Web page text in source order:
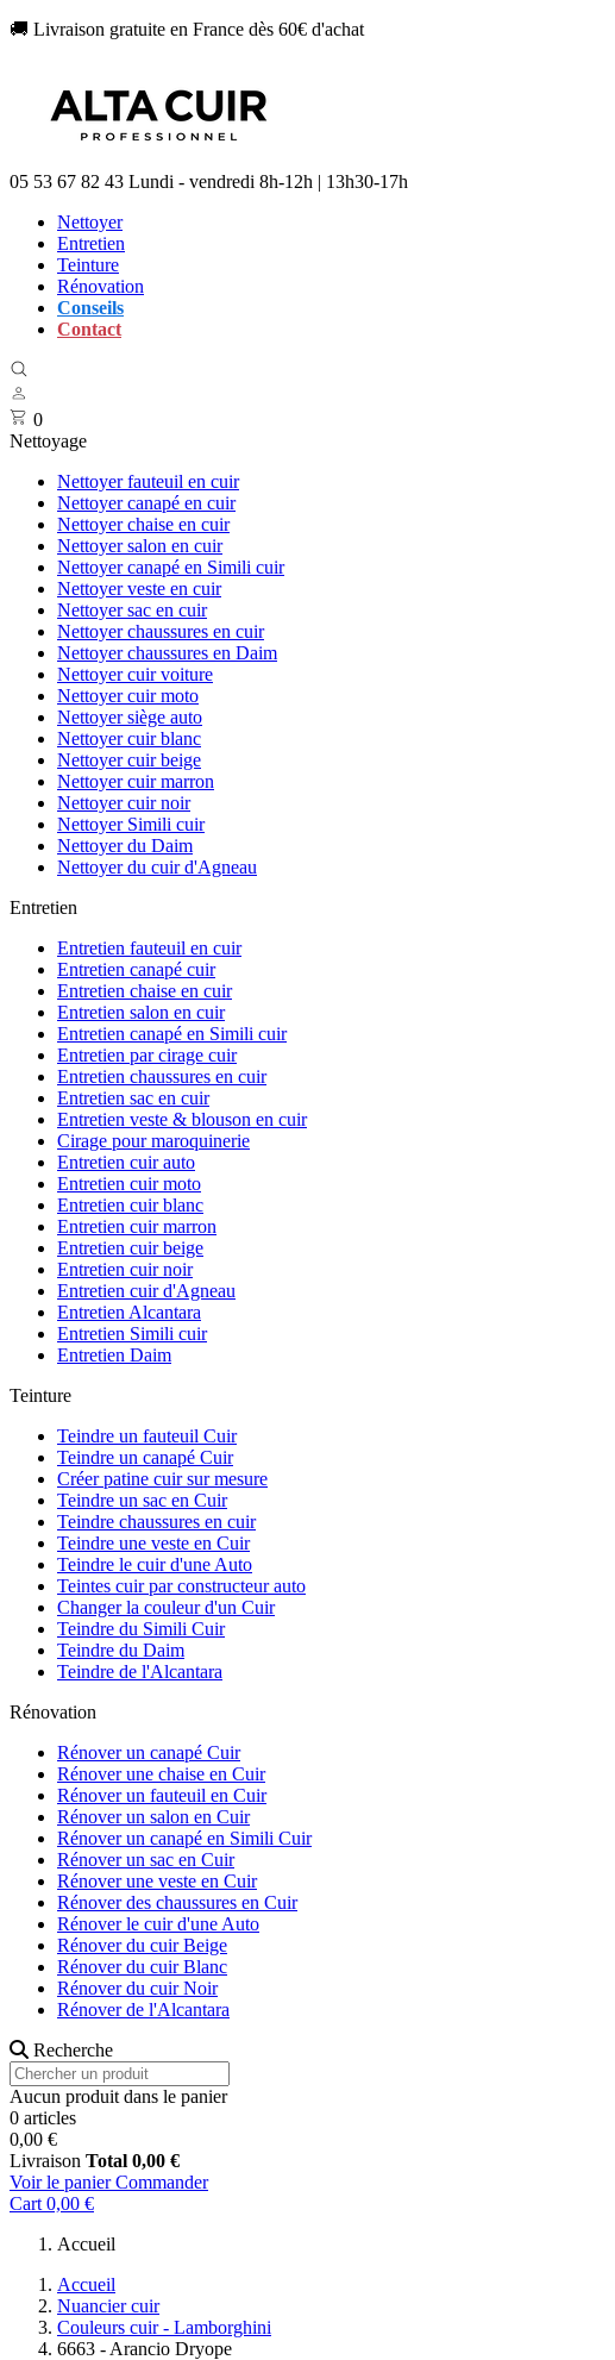
🚚 Livraison gratuite en France dès 60€ d'achat
05 53 67 82 43 Lundi - vendredi 8h-12h | 13h30-17h
Nettoyer
Entretien
Teinture
Rénovation
Conseils
Contact
0
Nettoyage
Nettoyer fauteuil en cuir
Nettoyer canapé en cuir
Nettoyer chaise en cuir
Nettoyer salon en cuir
Nettoyer canapé en Simili cuir
Nettoyer veste en cuir
Nettoyer sac en cuir
Nettoyer chaussures en cuir
Nettoyer chaussures en Daim
Nettoyer cuir voiture
Nettoyer cuir moto
Nettoyer siège auto
Nettoyer cuir blanc
Nettoyer cuir beige
Nettoyer cuir marron
Nettoyer cuir noir
Nettoyer Simili cuir
Nettoyer du Daim
Nettoyer du cuir d'Agneau
Entretien
Entretien fauteuil en cuir
Entretien canapé cuir
Entretien chaise en cuir
Entretien salon en cuir
Entretien canapé en Simili cuir
Entretien par cirage cuir
Entretien chaussures en cuir
Entretien sac en cuir
Entretien veste & blouson en cuir
Cirage pour maroquinerie
Entretien cuir auto
Entretien cuir moto
Entretien cuir blanc
Entretien cuir marron
Entretien cuir beige
Entretien cuir noir
Entretien cuir d'Agneau
Entretien Alcantara
Entretien Simili cuir
Entretien Daim
Teinture
Teindre un fauteuil Cuir
Teindre un canapé Cuir
Créer patine cuir sur mesure
Teindre un sac en Cuir
Teindre chaussures en cuir
Teindre une veste en Cuir
Teindre le cuir d'une Auto
Teintes cuir par constructeur auto
Changer la couleur d'un Cuir
Teindre du Simili Cuir
Teindre du Daim
Teindre de l'Alcantara
Rénovation
Rénover un canapé Cuir
Rénover une chaise en Cuir
Rénover un fauteuil en Cuir
Rénover un salon en Cuir
Rénover un canapé en Simili Cuir
Rénover un sac en Cuir
Rénover une veste en Cuir
Rénover des chaussures en Cuir
Rénover le cuir d'une Auto
Rénover du cuir Beige
Rénover du cuir Blanc
Rénover du cuir Noir
Rénover de l'Alcantara
Recherche
Aucun produit dans le panier
0 articles
0,00 €
Livraison Total 0,00 €
Voir le panier Commander
Cart 0,00 €
Accueil
Accueil
Nuancier cuir
Couleurs cuir - Lamborghini
6663 - Arancio Dryope